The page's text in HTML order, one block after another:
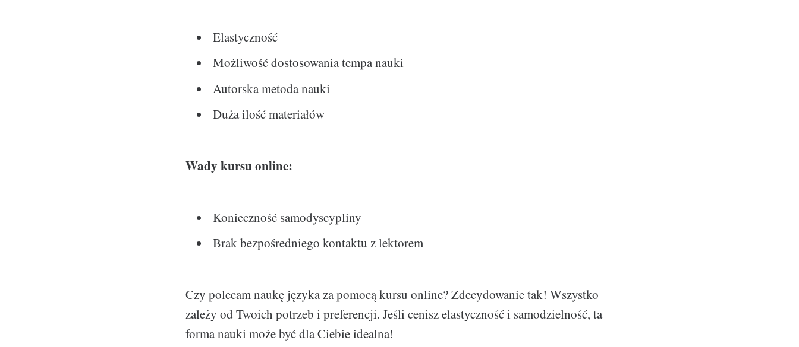
Elastyczność
Możliwość dostosowania tempa nauki
Autorska metoda nauki
Duża ilość materiałów
Wady kursu online:
Konieczność samodyscypliny
Brak bezpośredniego kontaktu z lektorem
Czy polecam naukę języka za pomocą kursu online? Zdecydowanie tak! Wszystko
zależy od Twoich potrzeb i preferencji. Jeśli cenisz elastyczność i samodzielność, ta
forma nauki może być dla Ciebie idealna!